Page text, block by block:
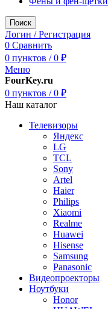
Поиск
Логин / Регистрация
0 Сравнить
0 пунктов / 0 ₽
Меню
FourKey.ru
0 пунктов / 0 ₽
Наш каталог
Телевизоры
Яндекс
LG
TCL
Sony
Artel
Haier
Philips
Xiaomi
Realme
Huawei
Hisense
Samsung
Panasonic
Видеопроекторы
Ноутбуки
Honor